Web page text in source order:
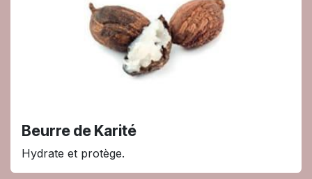
Beurre de Karité
Hydrate et protège.